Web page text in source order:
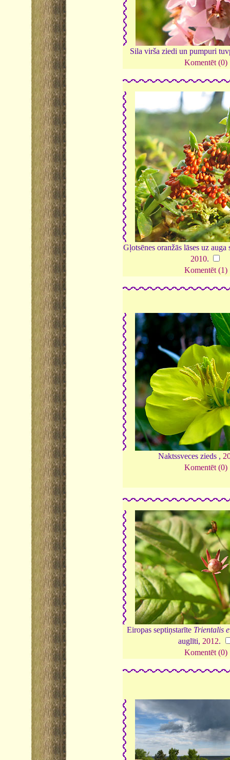
Sila virša ziedi un pumpuri
Komentēt (0)
Gļotsēnes oranžās lāses uz
2010.
Komentēt (1)
Naktssveces zieds ,
Komentēt (0)
Eiropas septiņstarīte Trientalis
auglīti, 2012.
Komentēt (0)